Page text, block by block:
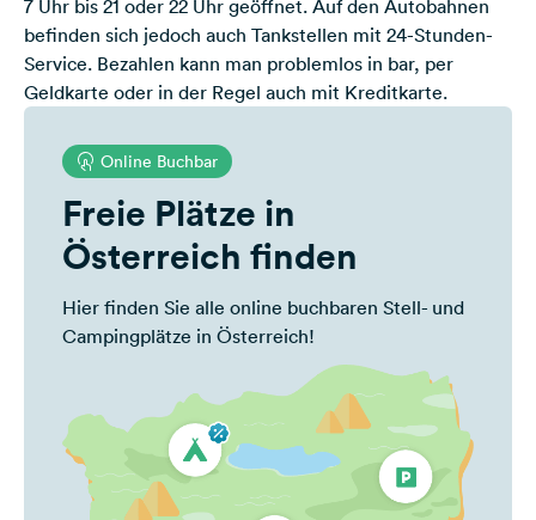
7 Uhr bis 21 oder 22 Uhr geöffnet. Auf den Autobahnen
befinden sich jedoch auch Tankstellen mit 24-Stunden-
Service. Bezahlen kann man problemlos in bar, per
Geldkarte oder in der Regel auch mit Kreditkarte.
Online Buchbar
Freie Plätze in
Österreich finden
Hier finden Sie alle online buchbaren Stell- und
Campingplätze in Österreich!